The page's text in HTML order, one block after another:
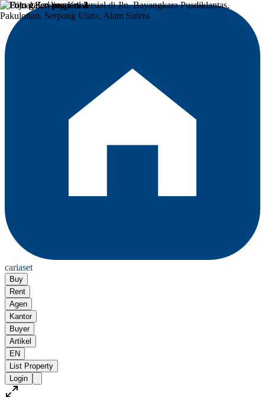
cariaset
Buy
Rent
Agen
Kantor
Buyer
Artikel
EN
List Property
Login